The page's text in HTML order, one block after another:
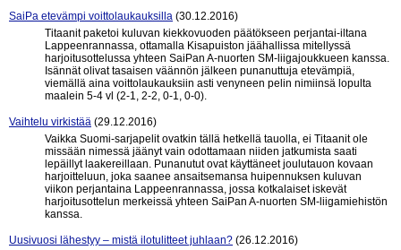
SaiPa etevämpi voittolaukauksilla (30.12.2016)
Titaanit paketoi kuluvan kiekkovuoden päätökseen perjantai-iltana
Lappeenrannassa, ottamalla Kisapuiston jäähallissa mitellyssä
harjoitusottelussa yhteen SaiPan A-nuorten SM-liigajoukkueen kanssa.
Isännät olivat tasaisen väännön jälkeen punanuttuja etevämpiä,
viemällä aina voittolaukauksiin asti venyneen pelin nimiinsä lopulta
maalein 5-4 vl (2-1, 2-2, 0-1, 0-0).
Vaihtelu virkistää (29.12.2016)
Vaikka Suomi-sarjapelit ovatkin tällä hetkellä tauolla, ei Titaanit ole
missään nimessä jäänyt vain odottamaan niiden jatkumista saati
lepäillyt laakereillaan. Punanutut ovat käyttäneet joulutauon kovaan
harjoitteluun, joka saanee ansaitsemansa huipennuksen kuluvan
viikon perjantaina Lappeenrannassa, jossa kotkalaiset iskevät
harjoitusottelun merkeissä yhteen SaiPan A-nuorten SM-liigamiehistön
kanssa.
Uusivuosi lähestyy – mistä ilotulitteet juhlaan? (26.12.2016)